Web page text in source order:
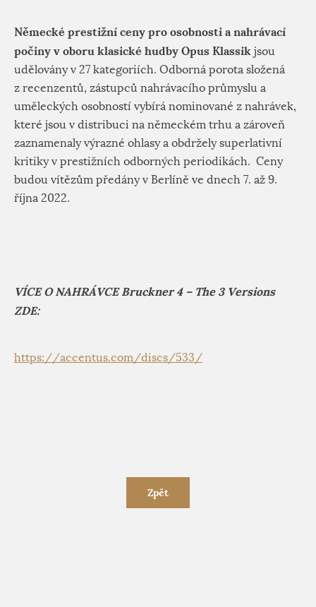
Německé prestižní ceny pro osobnosti a nahrávací
počiny v oboru klasické hudby Opus Klassik jsou
udělovány v 27 kategoriích. Odborná porota složená
z recenzentů, zástupců nahrávacího průmyslu a
uměleckých osobností vybírá nominované z nahrávek,
které jsou v distribuci na německém trhu a zároveň
zaznamenaly výrazné ohlasy a obdržely superlativní
kritiky v prestižních odborných periodikách. Ceny
budou vítězům předány v Berlíně ve dnech 7. až 9.
října 2022.
VÍCE O NAHRÁVCE Bruckner 4 – The 3 Versions
ZDE:
https://accentus.com/discs/533/
Zpět